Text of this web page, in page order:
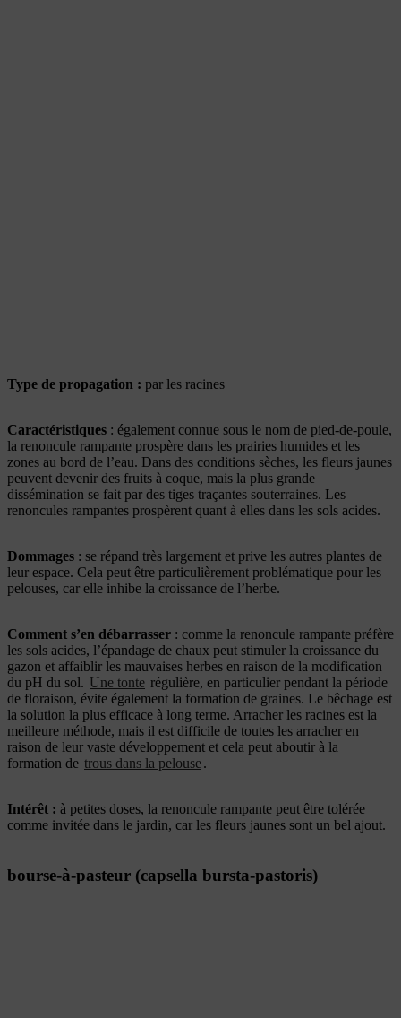
Type de propagation : par les racines
Caractéristiques : également connue sous le nom de pied-de-poule,
la renoncule rampante prospère dans les prairies humides et les
zones au bord de l’eau. Dans des conditions sèches, les fleurs jaunes
peuvent devenir des fruits à coque, mais la plus grande
dissémination se fait par des tiges traçantes souterraines. Les
renoncules rampantes prospèrent quant à elles dans les sols acides.
Dommages : se répand très largement et prive les autres plantes de
leur espace. Cela peut être particulièrement problématique pour les
pelouses, car elle inhibe la croissance de l’herbe.
Comment s’en débarrasser : comme la renoncule rampante préfère
les sols acides, l’épandage de chaux peut stimuler la croissance du
gazon et affaiblir les mauvaises herbes en raison de la modification
du pH du sol. Une tonte régulière, en particulier pendant la période
de floraison, évite également la formation de graines. Le bêchage est
la solution la plus efficace à long terme. Arracher les racines est la
meilleure méthode, mais il est difficile de toutes les arracher en
raison de leur vaste développement et cela peut aboutir à la
formation de trous dans la pelouse.
Intérêt : à petites doses, la renoncule rampante peut être tolérée
comme invitée dans le jardin, car les fleurs jaunes sont un bel ajout.
bourse-à-pasteur (capsella bursta-pastoris)